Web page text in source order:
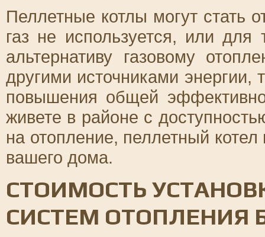
Пеллетные котлы могут стать
газ не используется, или
альтернативу газовому
другими источниками энергии,
повышения общей
живете в районе с
на отопление, пеллетный
вашего дома.
СТОИМОСТЬ
СИСТЕМ ОТОПЛЕНИЯ